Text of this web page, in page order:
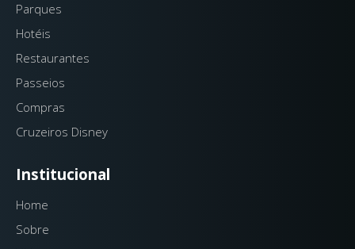
Parques
Hotéis
Restaurantes
Passeios
Compras
Cruzeiros Disney
Institucional
Home
Sobre